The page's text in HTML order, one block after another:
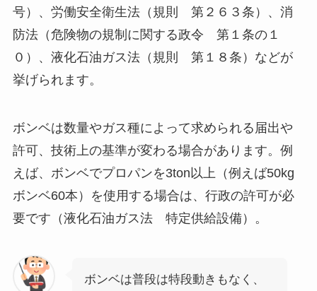
号）、労働安全衛生法（規則 第２６３条）、消
防法（危険物の規制に関する政令 第１条の１
０）、液化石油ガス法（規則 第１８条）などが
挙げられます。
ボンベは数量やガス種によって求められる届出や
許可、技術上の基準が変わる場合があります。例
えば、ボンベでプロパンを3ton以上（例えば50kg
ボンベ60本）を使用する場合は、行政の許可が必
要です（液化石油ガス法 特定供給設備）。
ボンベは普段は特段動きもなく、